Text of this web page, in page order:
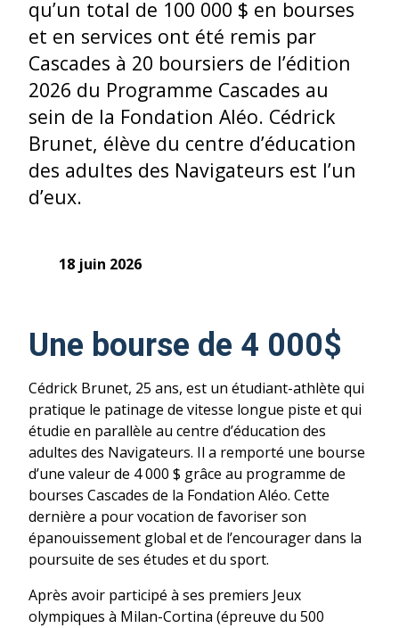
qu’un total de 100 000 $ en bourses
et en services ont été remis par
Cascades à 20 boursiers de l’édition
2026 du Programme Cascades au
sein de la Fondation Aléo. Cédrick
Brunet, élève du centre d’éducation
des adultes des Navigateurs est l’un
d’eux.
18 juin 2026
Une bourse de 4 000$
Cédrick Brunet, 25 ans, est un étudiant-athlète qui
pratique le patinage de vitesse longue piste et qui
étudie en parallèle au centre d’éducation des
adultes des Navigateurs. Il a remporté une bourse
d’une valeur de 4 000 $ grâce au programme de
bourses Cascades de la Fondation Aléo. Cette
dernière a pour vocation de favoriser son
épanouissement global et de l’encourager dans la
poursuite de ses études et du sport.
Après avoir participé à ses premiers Jeux
olympiques à Milan-Cortina (épreuve du 500